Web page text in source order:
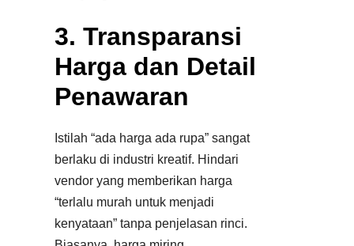
3. Transparansi
Harga dan Detail
Penawaran
Istilah “ada harga ada rupa” sangat
berlaku di industri kreatif. Hindari
vendor yang memberikan harga
“terlalu murah untuk menjadi
kenyataan” tanpa penjelasan rinci.